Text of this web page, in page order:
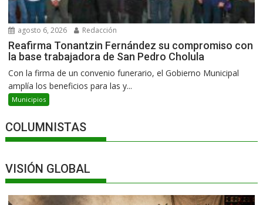
agosto 6, 2026 Redacción
Reafirma Tonantzin Fernández su compromiso con
la base trabajadora de San Pedro Cholula
Con la firma de un convenio funerario, el Gobierno Municipal
amplía los beneficios para las y...
Municipios
COLUMNISTAS
VISIÓN GLOBAL